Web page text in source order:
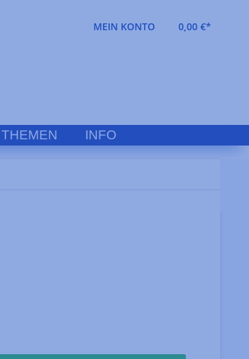
MEIN KONTO
0,00 €*
THEMEN INFO